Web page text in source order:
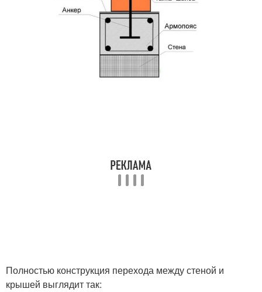
Полностью конструкция перехода между стеной и
крышей выглядит так: